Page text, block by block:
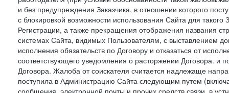
и без предупреждения Заказчика, в отношении которого
с блокировкой возможности использования Сайта для
Регистрации, а также прекращения отображения названия
системах Сайта, видимых Пользователям, с выставлением
исполнения обязательств по Договору и отказаться от
соответствующего уведомления о расторжении Договора. и
Договора. Жалоба от соискателя считается надлежаще
поступила в Администрацию Сайта следующим путем
сообщения, электронной почты и прочих средств связи, в